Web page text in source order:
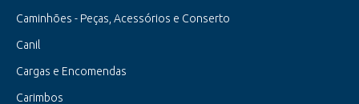
Caminhões - Peças, Acessórios e Conserto
Canil
Cargas e Encomendas
Carimbos